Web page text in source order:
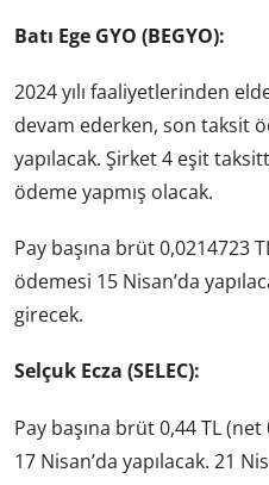
Batı Ege GYO (BEGYO):
2024 yılı faaliyetlerinden
devam ederken, son taksit
yapılacak. Şirket 4 eşit
ödeme yapmış olacak.
Pay başına brüt 0,0214723
ödemesi 15 Nisan’da
girecek.
Selçuk Ecza (SELEC):
Pay başına brüt 0,44 TL
17 Nisan’da yapılacak. 21